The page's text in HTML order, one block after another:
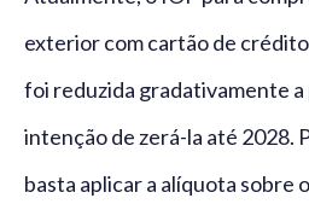
exterior com cartão de crédito
foi reduzida gradativamente a
intenção de zerá-la até 2028.
basta aplicar a alíquota sobre